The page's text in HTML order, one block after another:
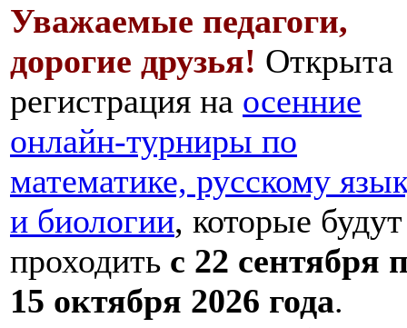
Уважаемые педагоги,
дорогие друзья! Открыта
регистрация на осенние
онлайн-турниры по
математике, русскому
и биологии, которые будут
проходить с 22 сентября
15 октября 2026 года.